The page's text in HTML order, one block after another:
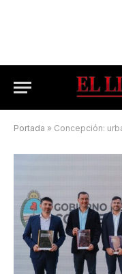
Portada » Concepción: